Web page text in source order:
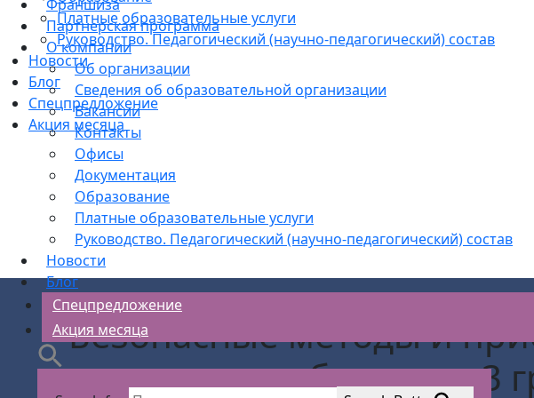
Платные образовательные услуги
Руководство. Педагогический (научно-педагогический) состав
Новости
Блог
Спецпредложение
Акция месяца
Франшиза
Партнерская программа
О компании
Об организации
Сведения об образовательной организации
Вакансии
Контакты
Офисы
Документация
Образование
Платные образовательные услуги
Руководство. Педагогический (научно-педагогический) состав
Новости
Блог
Спецпредложение
Акция месяца
Безопасные методы и
работников 3